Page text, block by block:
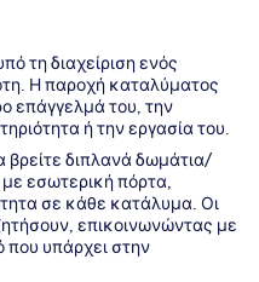
τη διαχείριση ενός
Η παροχή καταλύματος
επάγγελμά του, την
ή την εργασία του.
βρείτε διπλανά δωμάτια/
εσωτερική πόρτα,
σε κάθε κατάλυμα. Οι
επικοινωνώντας με
που υπάρχει στην